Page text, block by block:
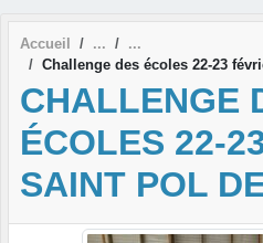
Accueil
Challenge des écoles 22-23
CHALLENGE
ÉCOLES 22-
SAINT POL